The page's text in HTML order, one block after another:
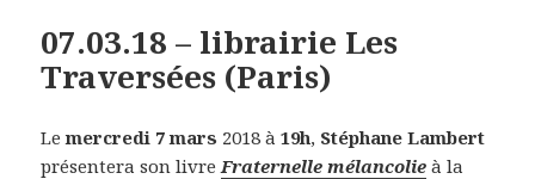
07.03.18 – librairie Les
Traversées (Paris)
Lemercredi 7 mars 2018 à19h, Stéphane Lambert
présentera son livre Fraternelle mélancolie à la